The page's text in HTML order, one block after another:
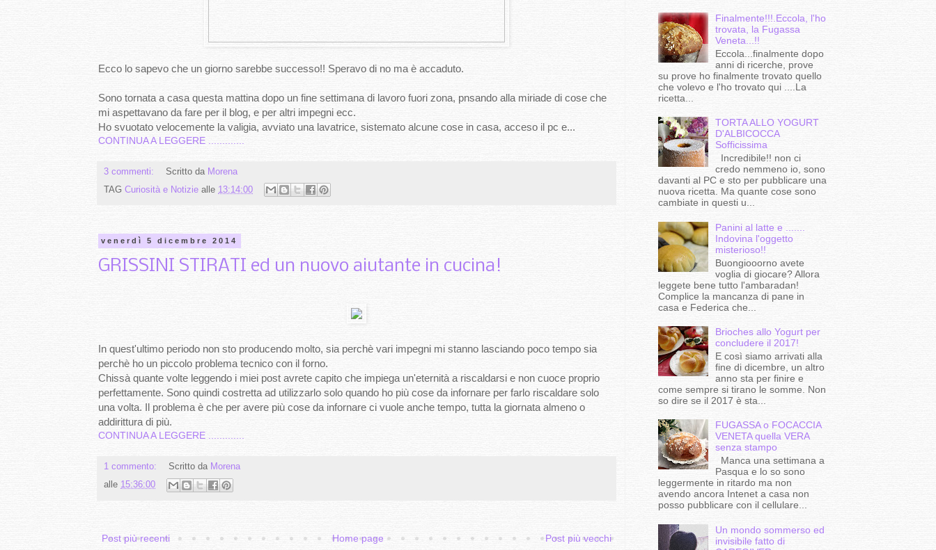
Ecco lo sapevo che un giorno sarebbe successo!! Speravo di no ma è accaduto.
Sono tornata a casa questa mattina dopo un fine settimana di lavoro fuori zona, pnsando alla miriade di cose che
mi aspettavano da fare per il blog, e per altri impegni ecc.
Ho svuotato velocemente la valigia, avviato una lavatrice, sistemato alcune cose in casa, acceso il pc e...
CONTINUA A LEGGERE .............
3 commenti: Scritto da Morena
TAG Curiosità e Notizie alle 13:14:00
venerdì 5 dicembre 2014
GRISSINI STIRATI ed un nuovo aiutante in cucina!
In quest'ultimo periodo non sto producendo molto, sia perchè vari impegni mi stanno lasciando poco tempo sia
perchè ho un piccolo problema tecnico con il forno.
Chissà quante volte leggendo i miei post avrete capito che impiega un'eternità a riscaldarsi e non cuoce proprio
perfettamente. Sono quindi costretta ad utilizzarlo solo quando ho più cose da infornare per farlo riscaldare solo
una volta. Il problema è che per avere più cose da infornare ci vuole anche tempo, tutta la giornata almeno o
addirittura di più.
CONTINUA A LEGGERE .............
1 commento: Scritto da Morena
alle 15:36:00
Post più recenti Post più vecchi
Home page
Finalmente!!!.Eccola, l'ho
trovata, la Fugassa
Veneta...!!
Eccola...finalmente dopo
anni di ricerche, prove
su prove ho finalmente trovato quello
che volevo e l'ho trovato qui ....La
ricetta...
TORTA ALLO YOGURT
D'ALBICOCCA
Sofficissima
Incredibile!! non ci
credo nemmeno io, sono
davanti al PC e sto per pubblicare una
nuova ricetta. Ma quante cose sono
cambiate in questi u...
Panini al latte e .......
Indovina l'oggetto
misterioso!!
Buongiooorno avete
voglia di giocare? Allora
leggete bene tutto l'ambaradan!
Complice la mancanza di pane in
casa e Federica che...
Brioches allo Yogurt per
concludere il 2017!
E così siamo arrivati alla
fine di dicembre, un altro
anno sta per finire e
come sempre si tirano le somme. Non
so dire se il 2017 è sta...
FUGASSA o FOCACCIA
VENETA quella VERA
senza stampo
Manca una settimana a
Pasqua e lo so sono
leggermente in ritardo ma non
avendo ancora Intenet a casa non
posso pubblicare con il cellulare...
Un mondo sommerso ed
invisibile fatto di